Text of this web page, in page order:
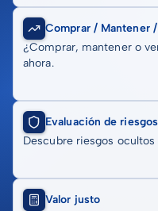
Comprar / Mantener
¿Comprar, mantener o
ahora.
Evaluación de riesgos
Descubre riesgos
Valor justo